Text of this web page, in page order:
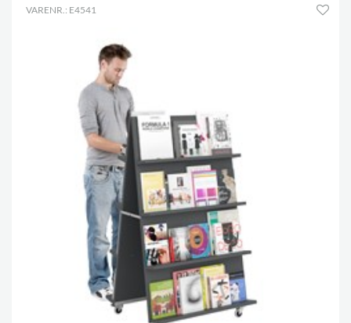
VARENR.: E4541